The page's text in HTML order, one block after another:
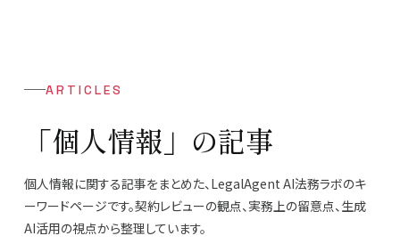
ARTICLES
「個人情報」の記事
個人情報に関する記事をまとめた、LegalAgent AI法務ラボのキ
ーワードページです。契約レビューの観点、実務上の留意点、生成
AI活用の視点から整理しています。